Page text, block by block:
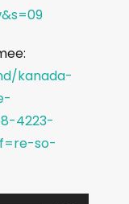
kanada-
4223-
so-